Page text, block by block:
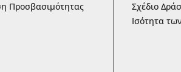
Προσβασιμότητας
Σχέδιο
Ισότητα